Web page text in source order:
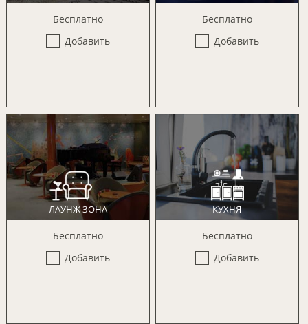
Бесплатно
Добавить
Бесплатно
Добавить
ЛАУНЖ ЗОНА
Бесплатно
Добавить
КУХНЯ
Бесплатно
Добавить